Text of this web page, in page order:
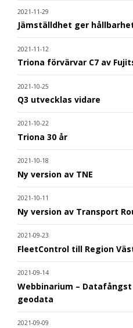
2021-11-29
Jämställdhet ger
2021-11-12
Triona förvärvar C7 av
2021-10-25
Q3 utvecklas vidare
2021-10-22
Triona 30 år
2021-10-18
Ny version av TNE
2021-10-11
Ny version av Transport
2021-09-23
FleetControl till Region
2021-09-14
Webbinarium –
geodata
2021-09-09